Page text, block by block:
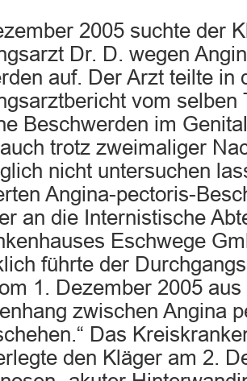
2005 suchte der
Dr. D. wegen
auf. Der Arzt teilte in
vom selben
Beschwerden im
trotz zweimaliger
nicht untersuchen
Angina-pectoris-
an die Internistische
Eschwege
führte der
1. Dezember 2005 aus
zwischen Angina
Das
den Kläger am 2.